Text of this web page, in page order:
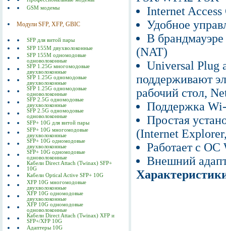
GSM модемы
Модули SFP, XFP, GBIC
SFP для витой пары
SFP 155M двухволоконные
SFP 155M одномодовые
одноволоконные
SFP 1.25G многомодовые
двухволоконные
SFP 1.25G одномодовые
двухволоконные
SFP 1.25G одномодовые
одноволоконные
SFP 2.5G одномодовые
двухволоконные
SFP 2.5G одномодовые
одноволоконные
SFP+ 10G для витой пары
SFP+ 10G многомодовые
двухволоконные
SFP+ 10G одномодовые
двухволоконные
SFP+ 10G одномодовые
одноволоконные
Кабели Direct Attach (Twinax) SFP+
10G
Кабели Optical Active SFP+ 10G
XFP 10G многомодовые
двухволоконные
XFP 10G одномодовые
двухволоконные
XFP 10G одномодовые
одноволоконные
Кабели Direct Attach (Twinax) XFP и
SFP+/XFP 10G
Адаптеры 10G
Internet
Удобное
В брандмауэре
(NAT)
Universal Plug
поддерживают
рабочий стол,
Поддержка
Простая
(Internet
Работает с
Внешний